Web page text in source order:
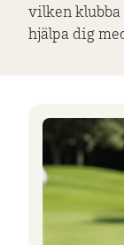
vilken klubba
hjälpa dig